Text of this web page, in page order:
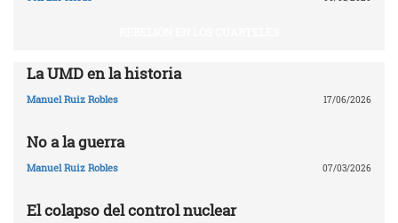
La UMD en la historia
Manuel Ruiz Robles 17/06/2026
No a la guerra
Manuel Ruiz Robles 07/03/2026
El colapso del control nuclear